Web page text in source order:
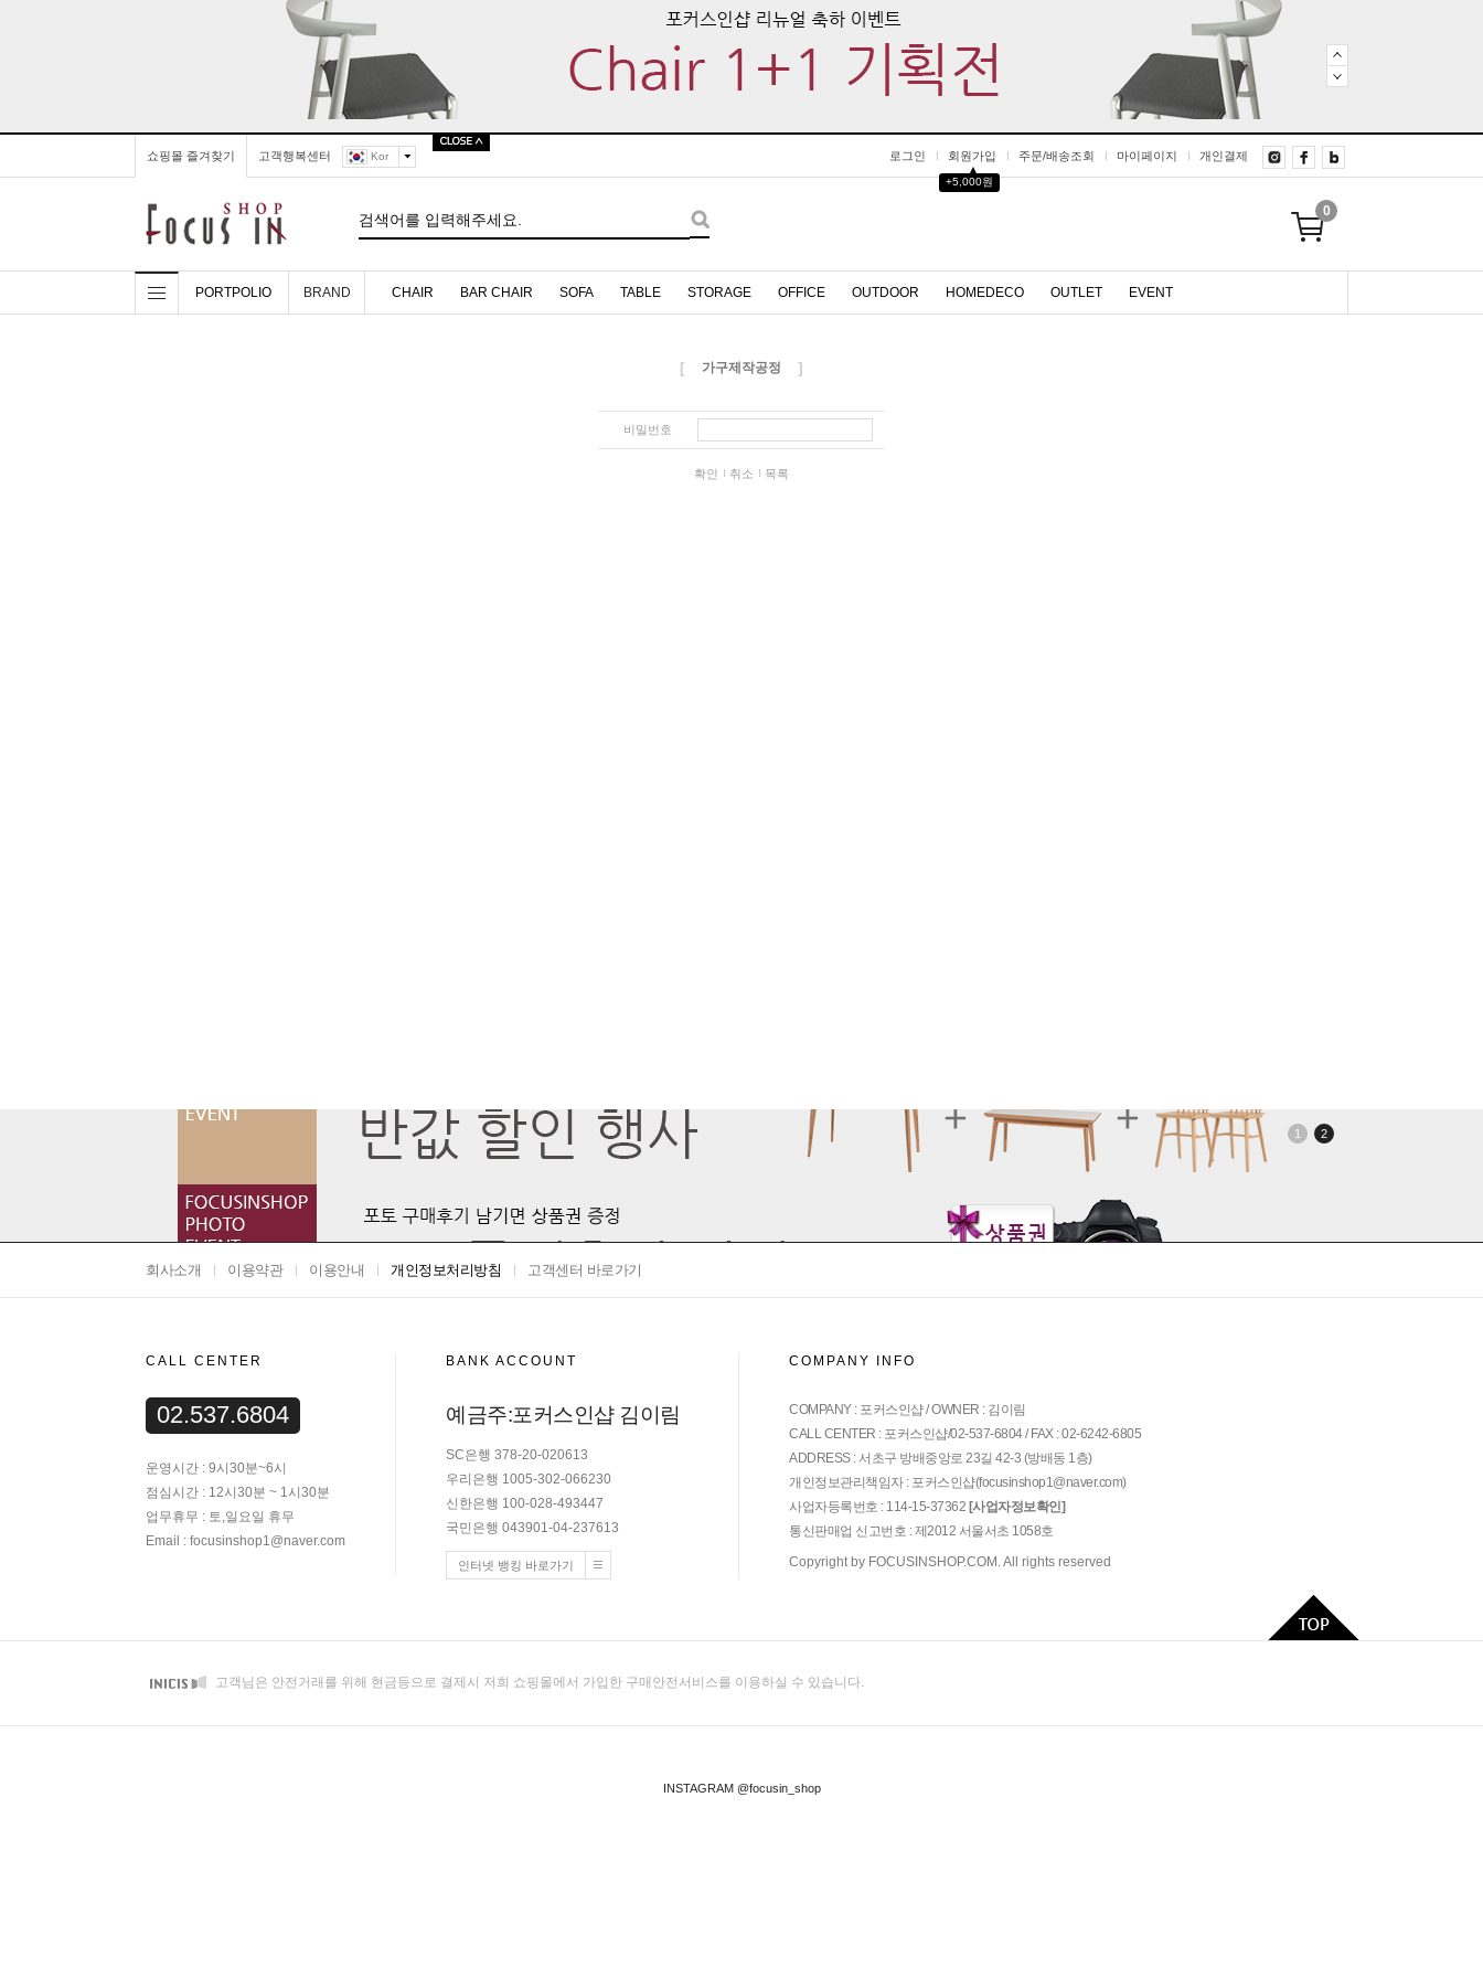
쇼핑몰 즐겨찾기 고객행복센터 Kor 로그인 회원가입
▲
+5,000원
주문/배송조회 마이페이지 개인결제
0
PORTPOLIO BRAND CHAIR BAR CHAIR SOFA TABLE STORAGE OFFICE OUTDOOR HOMEDECO OUTLET EVENT
[ 가구제작공정 ]
비밀번호
확인 취소 목록
1 2
회사소개 이용약관 이용안내 개인정보처리방침 고객센터 바로가기
CALL CENTER
02.537.6804
운영시간 : 9시30분~6시
점심시간 : 12시30분 ~ 1시30분
업무휴무 : 토,일요일 휴무
Email : focusinshop1@naver.com
BANK ACCOUNT
예금주:포커스인샵 김이림
SC은행 378-20-020613
우리은행 1005-302-066230
신한은행 100-028-493447
국민은행 043901-04-237613
인터넷 뱅킹 바로가기
COMPANY INFO
COMPANY : 포커스인샵 / OWNER : 김이림
CALL CENTER : 포커스인샵/02-537-6804 / FAX : 02-6242-6805
ADDRESS : 서초구 방배중앙로 23길 42-3 (방배동 1층)
개인정보관리책임자 : 포커스인샵(focusinshop1@naver.com)
사업자등록번호 : 114-15-37362 [사업자정보확인]
통신판매업 신고번호 : 제2012 서울서초 1058호
Copyright by FOCUSINSHOP.COM. All rights reserved
고객님은 안전거래를 위해 현금등으로 결제시 저희 쇼핑몰에서 가입한 구매안전서비스를 이용하실 수 있습니다.
INSTAGRAM @focusin_shop